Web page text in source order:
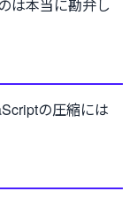
は本当に勘弁し
の圧縮には